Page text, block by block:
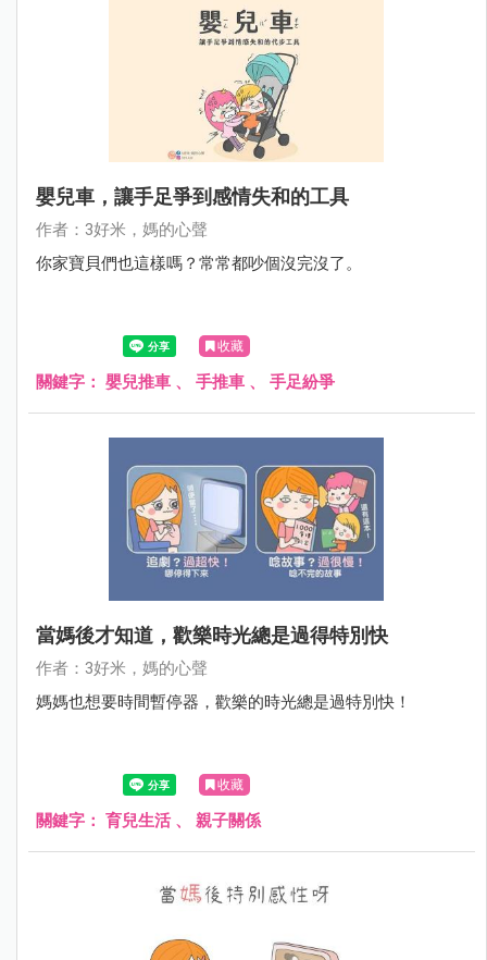
嬰兒車，讓手足爭到感情失和的工具
作者：3好米，媽的心聲
你家寶貝們也這樣嗎？常常都吵個沒完沒了。
收藏
關鍵字： 嬰兒推車 、 手推車 、 手足紛爭
當媽後才知道，歡樂時光總是過得特別快
作者：3好米，媽的心聲
媽媽也想要時間暫停器，歡樂的時光總是過特別快！
收藏
關鍵字： 育兒生活、 親子關係